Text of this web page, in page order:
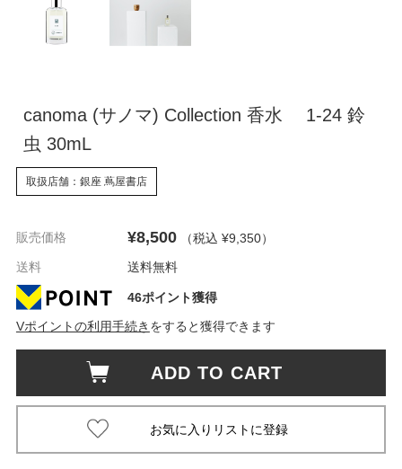
canoma (サノマ) Collection 香水 1-24 鈴
虫 30mL
取扱店舗：銀座 蔦屋書店
販売価格 ¥8,500 （税込 ¥9,350）
送料
送料無料
46ポイント獲得
Vポイントの利用手続き をすると獲得できます
ADD TO CART